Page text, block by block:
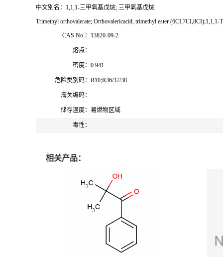
中文别名： 1,1,1-三甲氧基戊烷; 三甲氧基戊烷
Trimethyl orthovalerate; Orthovalericacid, trimethyl ester (6CI,7CI,8CI);1,1,1-
CAS No.： 13820-09-2
熔点：
密度： 0.941
危险类别码： R10;R36/37/38
海关编码：
储存温度： 易燃物区域
毒性：
相关产品：